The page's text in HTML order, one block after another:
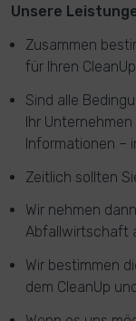
Unsere
Zusammen
für Ihren
Sind alle
Ihr
Informationen –
Zeitlich sollten
Wir nehmen
Abfallwirtschaft
Wir bestimmen
dem CleanUp